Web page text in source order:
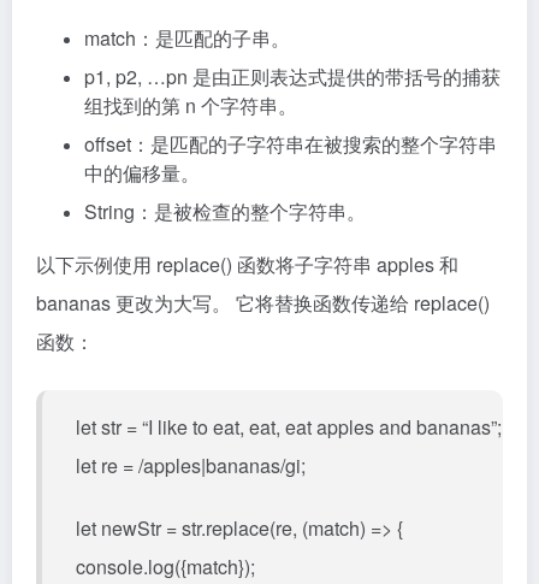
match：是匹配的子串。
p1, p2, …pn 是由正则表达式提供的带括号的捕获
组找到的第 n 个字符串。
offset：是匹配的子字符串在被搜索的整个字符串
中的偏移量。
String：是被检查的整个字符串。
以下示例使用 replace() 函数将子字符串 apples 和
bananas 更改为大写。 它将替换函数传递给 replace()
函数：
let str = “I like to eat, eat, eat apples and bananas”;
let re = /apples|bananas/gi;
let newStr = str.replace(re, (match) => {
console.log({match});